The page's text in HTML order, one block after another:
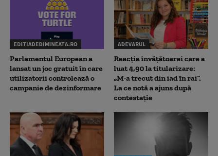
EDITIADEDIMINEATA.RO
Parlamentul European a
lansat un joc gratuit în care
utilizatorii controlează o
campanie de dezinformare
ADEVARUL
Reacția învățătoarei care a
luat 4,90 la titularizare:
„M-a trecut din iad în rai”.
La ce notă a ajuns după
contestație